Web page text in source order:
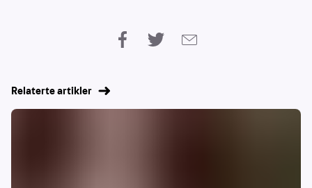
Relaterte artikler